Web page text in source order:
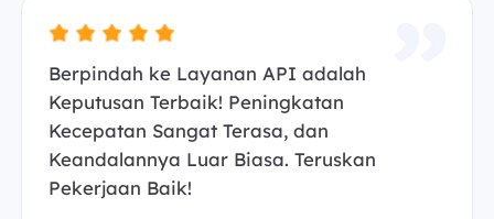
Berpindah ke Layanan API adalah
Keputusan Terbaik! Peningkatan
Kecepatan Sangat Terasa, dan
Keandalannya Luar Biasa. Teruskan
Pekerjaan Baik!